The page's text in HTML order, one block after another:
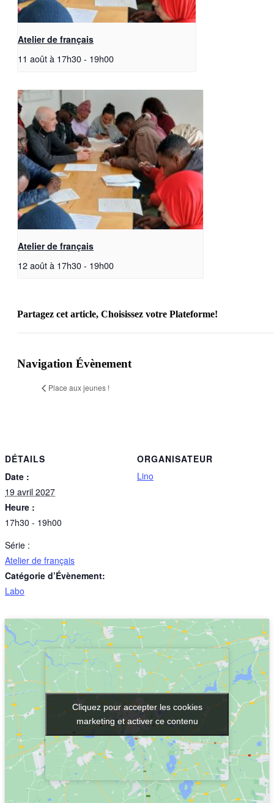
Atelier de français
11 août à 17h30- 19h00
Atelier de français
12 août à 17h30- 19h00
Partagez cet article, Choisissez votre Plateforme!
Navigation Évènement
Place aux jeunes !
DÉTAILS
Date :
19 avril 2027
Heure :
17h30 - 19h00
Série :
Atelier de français
Catégorie d’Évènement:
Labo
ORGANISATEUR
Lino
Cliquez pour accepter les cookies
marketing et activer ce contenu
Cliquez pour accepter les cookies
marketing et activer ce contenu